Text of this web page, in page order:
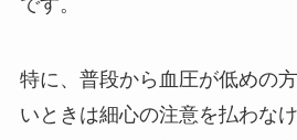
特に、普段から血圧が低めの
いときは細心の注意を払わな